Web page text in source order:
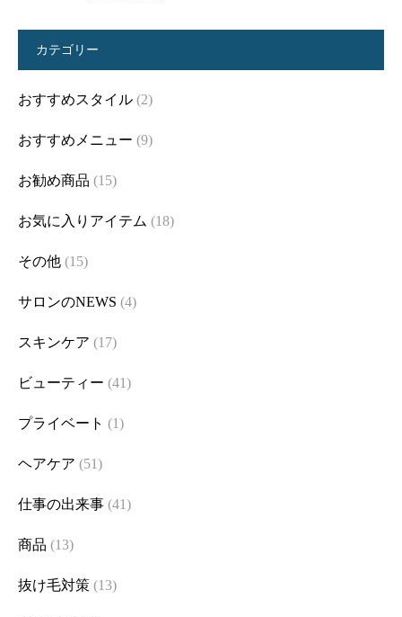
カテゴリー
おすすめスタイル (2)
おすすめメニュー (9)
お勧め商品 (15)
お気に入りアイテム (18)
その他 (15)
サロンのNEWS (4)
スキンケア (17)
ビューティー (41)
プライベート (1)
ヘアケア (51)
仕事の出来事 (41)
商品 (13)
抜け毛対策 (13)